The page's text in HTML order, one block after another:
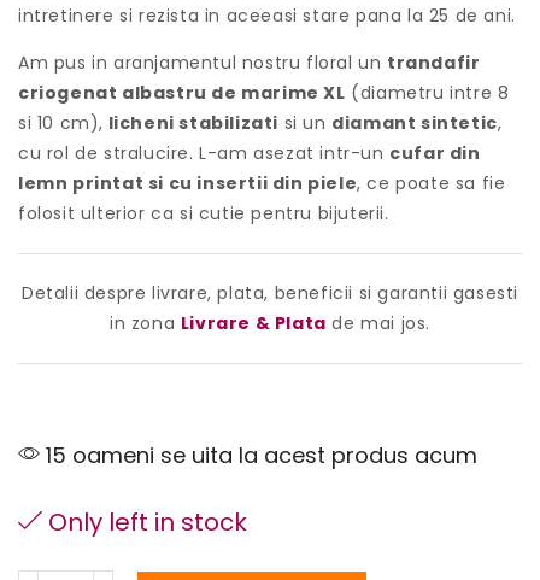
intretinere si rezista in aceeasi stare pana la 25 de ani.
Am pus in aranjamentul nostru floral un trandafir
criogenat albastru de marime XL (diametru intre 8
si 10 cm), licheni stabilizati si un diamant sintetic,
cu rol de stralucire. L-am asezat intr-un cufar din
lemn printat si cu insertii din piele, ce poate sa fie
folosit ulterior ca si cutie pentru bijuterii.
Detalii despre livrare, plata, beneficii si garantii gasesti
in zona Livrare & Plata de mai jos.
15 oameni se uita la acest produs acum
Only left in stock